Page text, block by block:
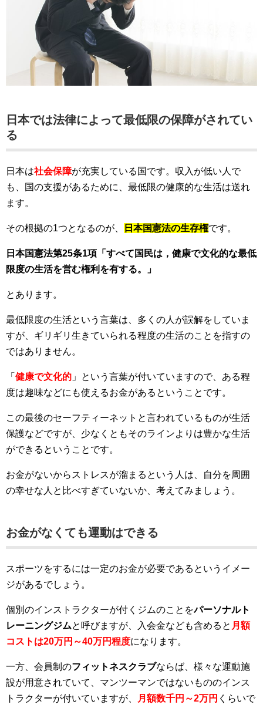
日本では法律によって最低限の保障がされてい
る
日本は社会保障が充実している国です。収入が低い人で
も、国の支援があるために、最低限の健康的な生活は送れ
ます。
その根拠の1つとなるのが、 日本国憲法の生存権です。
日本国憲法第25条1項「すべて国民は，健康で文化的な最低
限度の生活を営む権利を有する。」
とあります。
最低限度の生活という言葉は、多くの人が誤解をしていま
すが、ギリギリ生きていられる程度の生活のことを指すの
ではありません。
「 健康で文化的 」という言葉が付いていますので、ある程
度は趣味などにも使えるお金があるということです。
この最後のセーフティーネットと言われているものが生活
保護などですが、少なくともそのラインよりは豊かな生活
ができるということです。
お金がないからストレスが溜まるという人は、自分を周囲
の幸せな人と比べすぎていないか、考えてみましょう。
お金がなくても運動はできる
スポーツをするには一定のお金が必要であるというイメー
ジがあるでしょう。
個別のインストラクターが付くジムのことをパーソナルト
レーニングジムと呼びますが、入会金なども含めると 月額
コストは20万円～40万円程度になります。
一方、会員制のフィットネスクラブならば、様々な運動施
設が用意されていて、マンツーマンではないもののインス
トラクターが付いていますが、
月額数千円～2万円 くらいで